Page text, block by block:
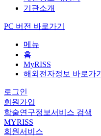
기관소개
PC 버전 바로가기
메뉴
홈
MyRISS
해외전자정보 바로가기
로그인
회원가입
학술연구정보서비스 검색
MYRISS
회원서비스